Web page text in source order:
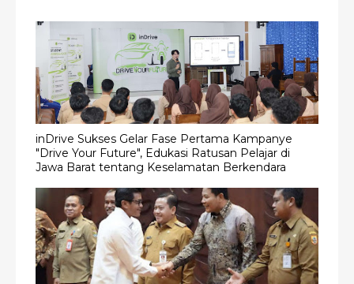
inDrive Sukses Gelar Fase Pertama Kampanye
"Drive Your Future", Edukasi Ratusan Pelajar di
Jawa Barat tentang Keselamatan Berkendara